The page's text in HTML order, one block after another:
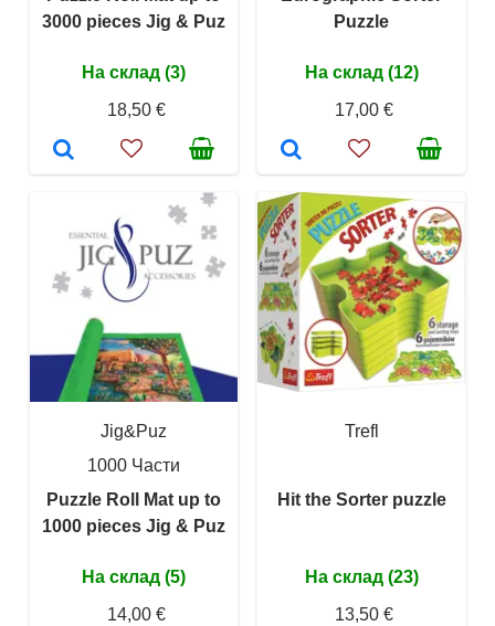
3000 pieces Jig & Puz
На склад (3)
18,50 €
Puzzle
На склад (12)
17,00 €
Jig&Puz
1000 Части
Puzzle Roll Mat up to
1000 pieces Jig & Puz
На склад (5)
14,00 €
Trefl
Hit the Sorter puzzle
На склад (23)
13,50 €